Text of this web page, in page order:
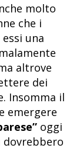
molto
che i
una
altrove
dei
Insomma il
emergere
oggi